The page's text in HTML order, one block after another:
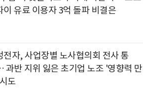
이 유료 이용자 3억 돌파 비결은
전자, 사업장별 노사협의회 전사 통
과반 지위 잃은 초기업 노조 '영향력 만
도